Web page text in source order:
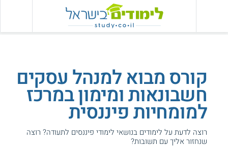
קורס מבוא למנהל עסקים
חשבונאות ומימון במרכז
למומחיות פיננסית
רוצה לדעת על לימודים בנושאי לימודי פיננסים לתעודה? רוצה
שנחזור אליך עם תשובות?